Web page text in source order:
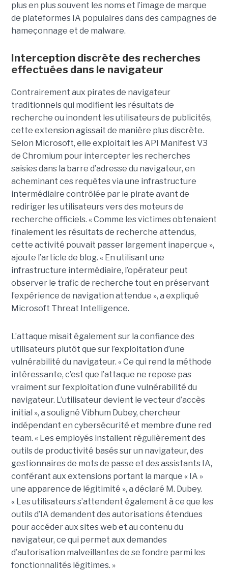
plus en plus souvent les noms et l’image de marque
de plateformes IA populaires dans des campagnes de
hameçonnage et de malware.
Interception discrète des recherches
effectuées dans le navigateur
Contrairement aux pirates de navigateur
traditionnels qui modifient les résultats de
recherche ou inondent les utilisateurs de publicités,
cette extension agissait de manière plus discrète.
Selon Microsoft, elle exploitait les API Manifest V3
de Chromium pour intercepter les recherches
saisies dans la barre d’adresse du navigateur, en
acheminant ces requêtes via une infrastructure
intermédiaire contrôlée par le pirate avant de
rediriger les utilisateurs vers des moteurs de
recherche officiels. « Comme les victimes obtenaient
finalement les résultats de recherche attendus,
cette activité pouvait passer largement inaperçue »,
ajoute l’article de blog. « En utilisant une
infrastructure intermédiaire, l’opérateur peut
observer le trafic de recherche tout en préservant
l’expérience de navigation attendue », a expliqué
Microsoft Threat Intelligence.
L’attaque misait également sur la confiance des
utilisateurs plutôt que sur l’exploitation d’une
vulnérabilité du navigateur. « Ce qui rend la méthode
intéressante, c’est que l’attaque ne repose pas
vraiment sur l’exploitation d’une vulnérabilité du
navigateur. L’utilisateur devient le vecteur d’accès
initial », a souligné Vibhum Dubey, chercheur
indépendant en cybersécurité et membre d’une red
team. « Les employés installent régulièrement des
outils de productivité basés sur un navigateur, des
gestionnaires de mots de passe et des assistants IA,
conférant aux extensions portant la marque « IA »
une apparence de légitimité », a déclaré M. Dubey.
« Les utilisateurs s’attendent également à ce que les
outils d’IA demandent des autorisations étendues
pour accéder aux sites web et au contenu du
navigateur, ce qui permet aux demandes
d’autorisation malveillantes de se fondre parmi les
fonctionnalités légitimes. »